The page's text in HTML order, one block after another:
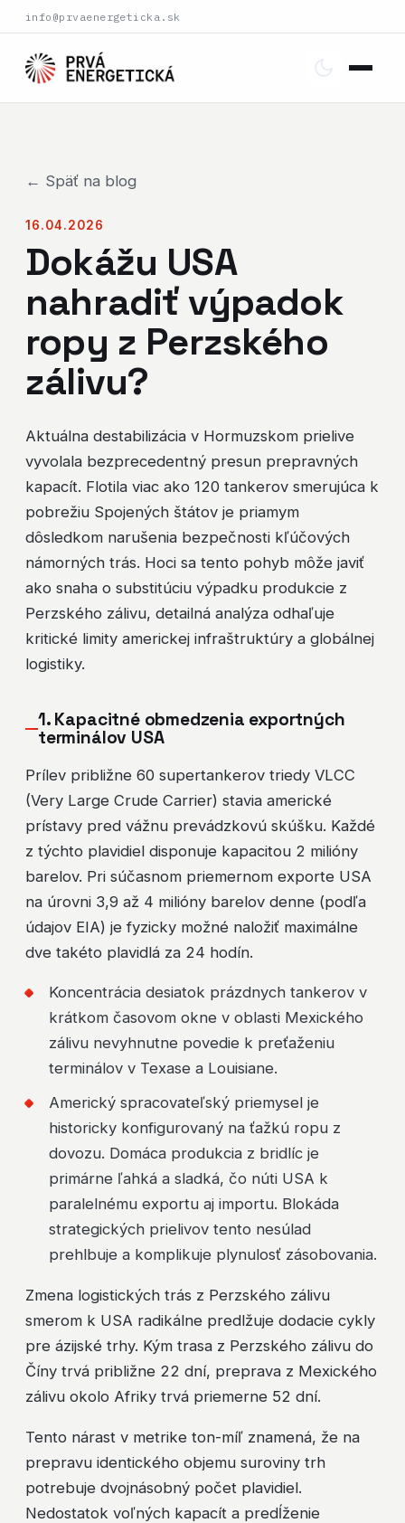
info@prvaenergeticka.sk
← Späť na blog
16.04.2026
Dokážu USA
nahradiť výpadok
ropy z Perzského
zálivu?
Aktuálna destabilizácia v Hormuzskom prielive
vyvolala bezprecedentný presun prepravných
kapacít. Flotila viac ako 120 tankerov smerujúca k
pobrežiu Spojených štátov je priamym
dôsledkom narušenia bezpečnosti kľúčových
námorných trás. Hoci sa tento pohyb môže javiť
ako snaha o substitúciu výpadku produkcie z
Perzského zálivu, detailná analýza odhaľuje
kritické limity americkej infraštruktúry a globálnej
logistiky.
1. Kapacitné obmedzenia exportných
terminálov USA
Prílev približne 60 supertankerov triedy VLCC
(Very Large Crude Carrier) stavia americké
prístavy pred vážnu prevádzkovú skúšku. Každé
z týchto plavidiel disponuje kapacitou 2 milióny
barelov. Pri súčasnom priemernom exporte USA
na úrovni 3,9 až 4 milióny barelov denne (podľa
údajov EIA) je fyzicky možné naložiť maximálne
dve takéto plavidlá za 24 hodín.
Koncentrácia desiatok prázdnych tankerov v
krátkom časovom okne v oblasti Mexického
zálivu nevyhnutne povedie k preťaženiu
terminálov v Texase a Louisiane.
Americký spracovateľský priemysel je
historicky konfigurovaný na ťažkú ropu z
dovozu. Domáca produkcia z bridlíc je
primárne ľahká a sladká, čo núti USA k
paralelnému exportu aj importu. Blokáda
strategických prielivov tento nesúlad
prehlbuje a komplikuje plynulosť zásobovania.
Zmena logistických trás z Perzského zálivu
smerom k USA radikálne predlžuje dodacie cykly
pre ázijské trhy. Kým trasa z Perzského zálivu do
Číny trvá približne 22 dní, preprava z Mexického
zálivu okolo Afriky trvá priemerne 52 dní.
Tento nárast v metrike ton-míľ znamená, že na
prepravu identického objemu suroviny trh
potrebuje dvojnásobný počet plavidiel.
Nedostatok voľných kapacít a predĺženie